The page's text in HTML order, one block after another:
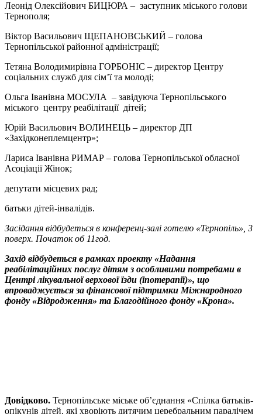
Леонід Олексійович БИЦЮРА – заступник міського голови
Тернополя;
Віктор Васильович ЩЕПАНОВСЬКИЙ – голова
Тернопільської районної адміністрації;
Тетяна Володимирівна ГОРБОНІС – директор Центру
соціальних служб для сім’ї та молоді;
Ольга Іванівна МОСУЛА – завідуюча Тернопільського
міського центру реабілітації дітей;
Юрій Васильович ВОЛИНЕЦЬ – директор ДП
«Західконеплемцентр»;
Лариса Іванівна РИМАР – голова Тернопільської обласної
Асоціації Жінок;
депутати місцевих рад;
батьки дітей-інвалідів.
Засідання відбудеться в конференц-залі готелю «Тернопіль», 3
поверх. Початок об 11год.
Захід відбудеться в рамках проекту «Надання
реабілітаційних послуг дітям з особливими потребами в
Центрі лікувальної верхової їзди (іпотерапії)», що
впроваджується за фінансової підтримки Міжнародного
фонду «Відродження» та Благодійного фонду «Крона».
Довідково. Тернопільське міське об’єднання «Спілка батьків-
опікунів дітей, які хворіють дитячим церебральним паралічем